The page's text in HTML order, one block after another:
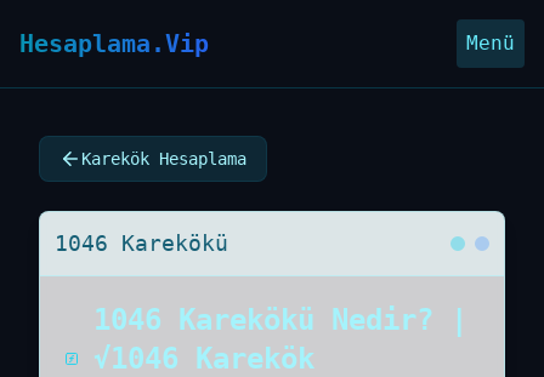
Hesaplama.Vip Menü
Karekök Hesaplama
1046 Karekökü
1046 Karekökü Nedir? |
√1046 Karekök